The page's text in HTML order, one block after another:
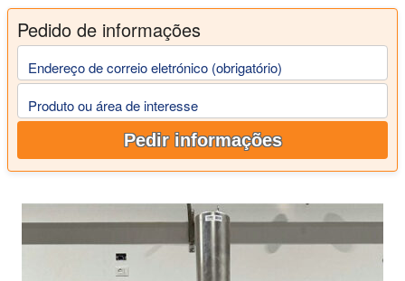
Pedido de informações
Endereço de correio eletrónico (obrigatório)
Produto ou área de interesse
Pedir informações